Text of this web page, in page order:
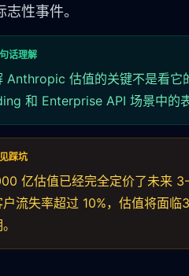
志性事件。
话理解
Anthropic 估值的关键不是看它
和 Enterprise API 场景中的
踩坑
亿估值已经完全定价了未来
户流失率超过 10%，估值将面